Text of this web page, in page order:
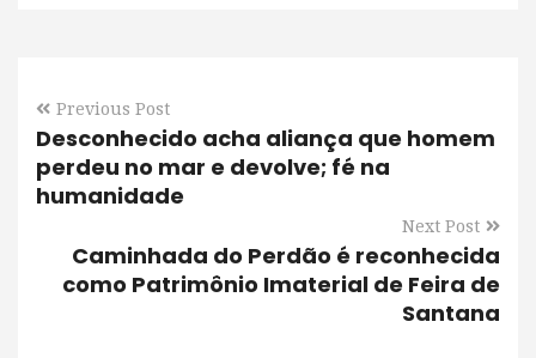
Previous Post
Desconhecido acha aliança que homem
perdeu no mar e devolve; fé na
humanidade
Next Post
Caminhada do Perdão é reconhecida
como Patrimônio Imaterial de Feira de
Santana